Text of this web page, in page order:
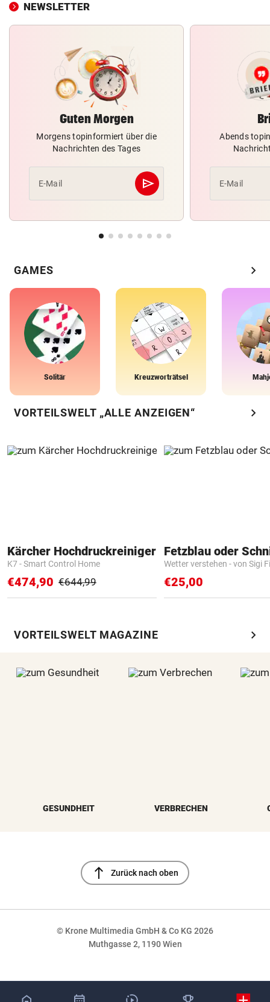
NEWSLETTER
Guten Morgen
Morgens topinformiert über die
Nachrichten des Tages
E-Mail send
Abschicken
Abends
E-Mail
GAMES chevron_right
Solitär Kreuzworträtsel
VORTEILSWELT „ALLE ANZEIGEN“ chevron_right
Kärcher Hochdruckreiniger
K7 - Smart Control Home
€474,90 €644,99
Fetzblau oder
Wetter verstehen - von Sigi
€25,00
VORTEILSWELT MAGAZINE chevron_right
GESUNDHEIT VERBRECHEN
north Zurück nach oben
© Krone Multimedia GmbH & Co KG 2026
Muthgasse 2, 1190 Wien
NaN%